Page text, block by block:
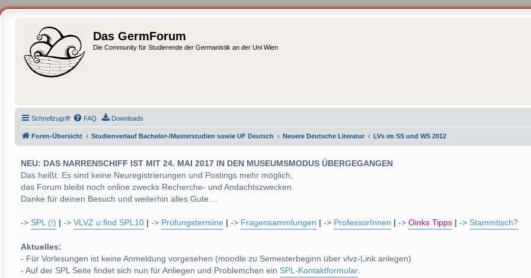
Das GermForum
Die Community für Studierende der Germanistik an der Uni Wien
Schnellzugriff FAQ Downloads
Foren-Übersicht Studienverlauf Bachelor-/Masterstudien sowie UF Deutsch Neuere Deutsche Literatur LVs im SS und WS 2012
NEU: DAS NARRENSCHIFF IST MIT 24. MAI 2017 IN DEN MUSEUMSMODUS ÜBERGEGANGEN
Das heißt: Es sind keine Neuregistrierungen und Postings mehr möglich,
das Forum bleibt noch online zwecks Recherche- und Andachtszwecken.
Danke für deinen Besuch und weiterhin alles Gute ...
-> SPL (!) -> VLVZ u:find SPL10 -> Prüfungstermine -> Fragensammlungen -> ProfessorInnen -> Oinks Tipps -> Stammtisch?
Aktuelles:
- Für Vorlesungen ist keine Anmeldung vorgesehen (moodle zu Semesterbeginn über vlvz-Link anlegen)
- Auf der SPL Seite findet sich nun für Anliegen und Problemchen ein SPL-Kontaktformular.